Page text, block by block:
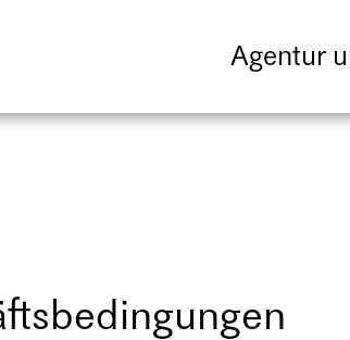
Agentur